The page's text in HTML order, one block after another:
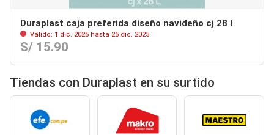
Duraplast caja preferida diseño navideño cj 28 l
Válido: 1 dic. 2025 hasta 25 dic. 2025
S/ 15.90
Tiendas con Duraplast en su surtido